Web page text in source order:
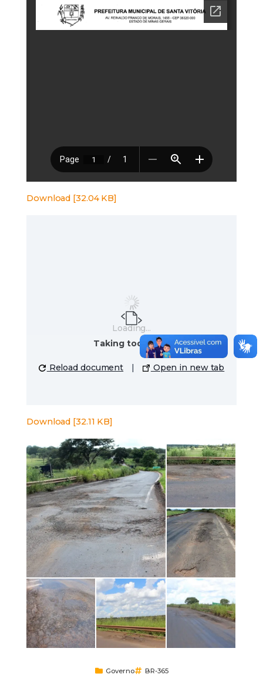
Download [32.04 KB]
Loading...
Taking too long?
Reload document | Open in new tab
Download [32.11 KB]
Governo BR-365